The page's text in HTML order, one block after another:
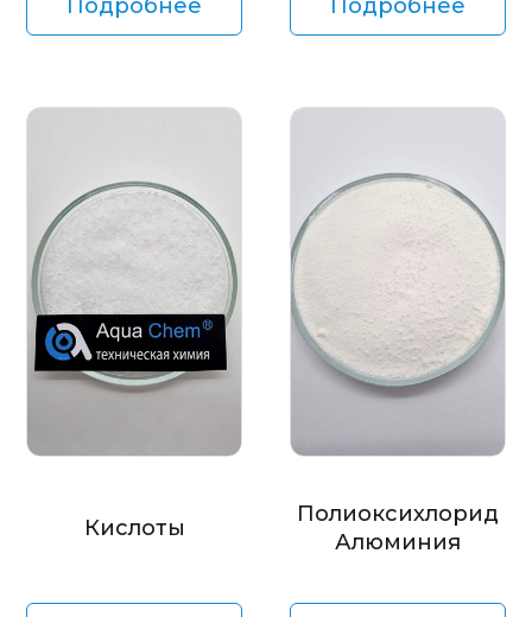
Подробнее Подробнее
Кислоты
Полиоксихлорид
Алюминия